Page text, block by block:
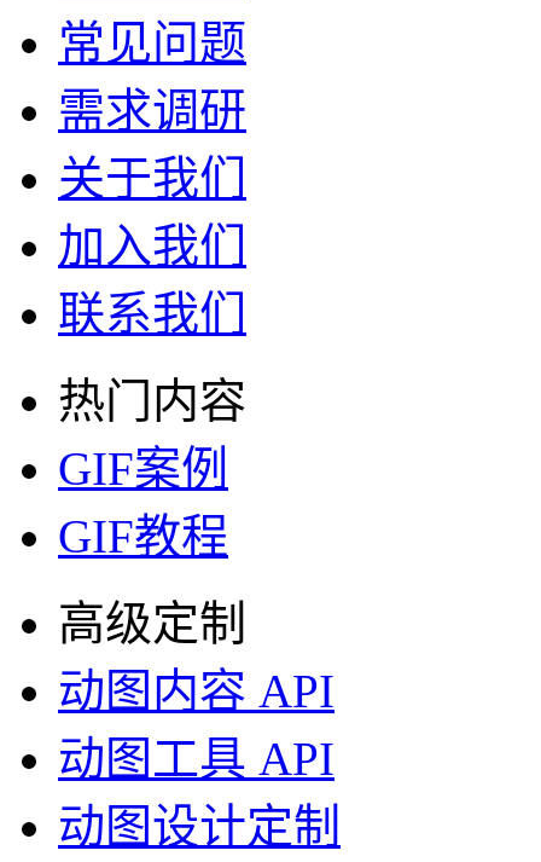
智能GIF抠图
支持服务
新手学堂
教程博客
帮助反馈
常见问题
需求调研
关于我们
加入我们
联系我们
热门内容
GIF案例